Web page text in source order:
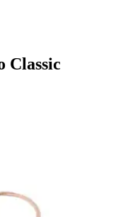
Classic